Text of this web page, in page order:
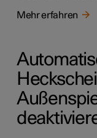
Mehr erfahren